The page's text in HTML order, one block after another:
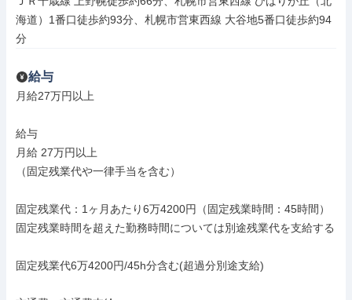
海道）1番口徒歩約93分、札幌市営東西線 大谷地5番口徒歩約94
分
給与
月給27万円以上
給与
月給 27万円以上
（固定残業代や一律手当を含む）
固定残業代：1ヶ月あたり6万4200円（固定残業時間：45時間）
固定残業時間を超えた勤務時間については別途残業代を支給する
固定残業代6万4200円/45h分含む(超過分別途支給)